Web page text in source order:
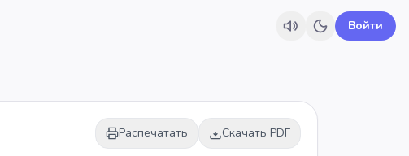
Войти
Распечатать Скачать PDF